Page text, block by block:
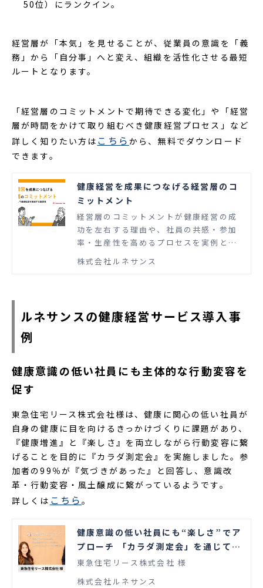
50位）にランクイン。
経営層が「本気」を見せることが、従業員の意識を「義
務」から「自分事」へと変え、組織を活性化させる最短
ルートとなります。
「経営層のコミットメントで期待できる変化」や「経営
層が時間をかけて取り組むべき健康経営プロセス」など
詳しく知りたい方は こちら から、無料でダウンロード
できます。
健康経営を成果につなげる経営層のコ
ミットメント
経営層のコミットメントが健康経営の成
功を左右する理由や、社員の共感・参加
率・生産性を高めるプロセスを実例と共
に解説しています。
株式会社ルネサンス
ルネサンスの健康経営サービス導入事
例
健康意識の低い社員にも主体的な行動変容を
促す
東急住宅リース株式会社様は、健康に関心の低い社員が
自身の健康に目を向けるきっかけづくりに課題があり、
『健康増進』と『楽しさ』を両立しながら行動変容に繋
げることを目的に『カラダ測定会』を実施しました。参
加者の99％が『気づきがあった』と回答し、意識改
革・行動変容・風土醸成に繋がっているようです。
詳しくは こちら。
健康意識の低い社員にも“楽しさ”でア
プローチ 「カラダ測定会」を通じて主
体的な行動変容を促す
東急住宅リース株式会社 様
株式会社ルネサンス